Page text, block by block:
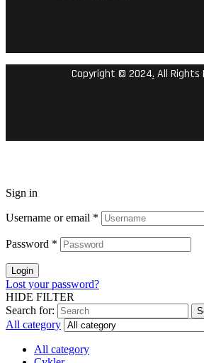
Copyright © 2024.All Rights
Sign in
Username or email *
Password *
Login
Lost your password?
HIDE FILTER
Search for:
All category
All category